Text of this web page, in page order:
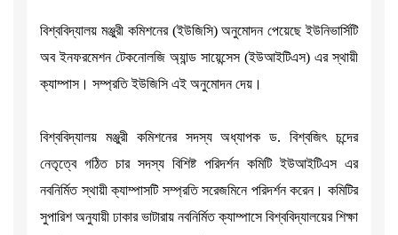
বিশ্ববিদ্যালয় মঞ্জুরী কমিশনের (ইউজিসি) অনুমোদন পেয়েছে ইউনিভার্সিটি
অব ইনফরমেশন টেকনোলজি অ্যান্ড সায়েন্সেস (ইউআইটিএস) এর স্থায়ী
ক্যাম্পাস। সম্প্রতি ইউজিসি এই অনুমোদন দেয়।
বিশ্ববিদ্যালয় মঞ্জুরী কমিশনের সদস্য অধ্যাপক ড. বিশ্বজিৎ চন্দের
নেতৃত্বে গঠিত চার সদস্য বিশিষ্ট পরিদর্শন কমিটি ইউআইটিএস এর
নবনির্মিত স্থায়ী ক্যাম্পাসটি সম্প্রতি সরেজমিনে পরিদর্শন করেন। কমিটির
সুপারিশ অনুযায়ী ঢাকার ভাটারায় নবনির্মিত ক্যাম্পাসে বিশ্ববিদ্যালয়ের শিক্ষা